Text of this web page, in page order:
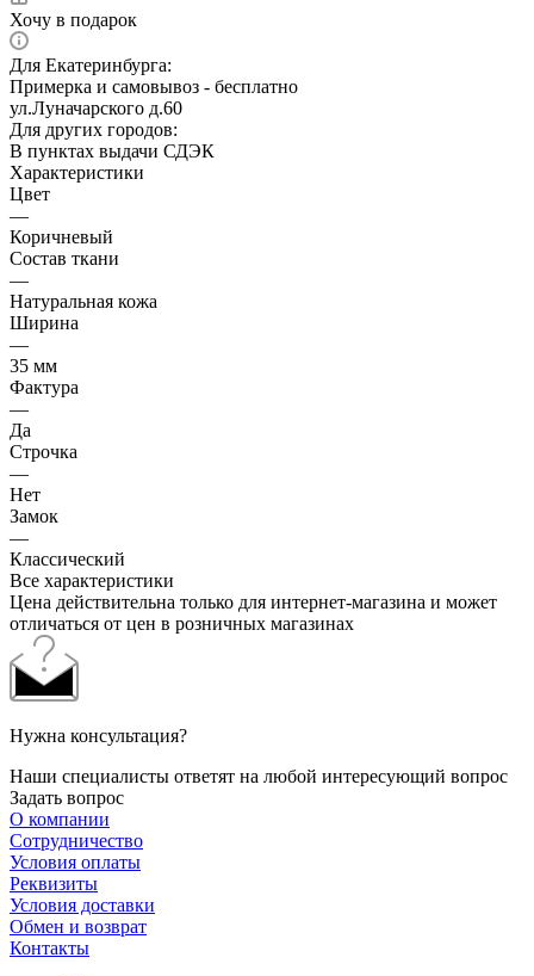
Хочу в подарок
Для Екатеринбурга:
Примерка и самовывоз - бесплатно
ул.Луначарского д.60
Для других городов:
В пунктах выдачи СДЭК
Характеристики
Цвет
—
Коричневый
Состав ткани
—
Натуральная кожа
Ширина
—
35 мм
Фактура
—
Да
Строчка
—
Нет
Замок
—
Классический
Все характеристики
Цена действительна только для интернет-магазина и может
отличаться от цен в розничных магазинах
Нужна консультация?
Наши специалисты ответят на любой интересующий вопрос
Задать вопрос
О компании
Сотрудничество
Условия оплаты
Реквизиты
Условия доставки
Обмен и возврат
Контакты